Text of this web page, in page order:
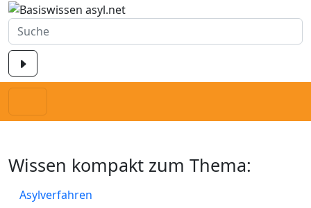
Wissen kompakt zum Thema:
Asylverfahren